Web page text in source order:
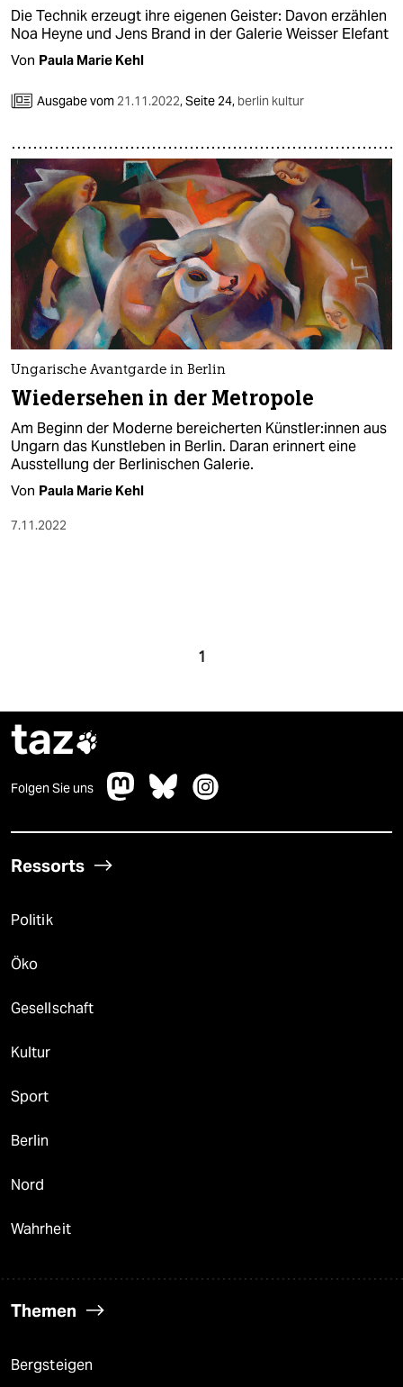
Die Technik erzeugt ihre eigenen Geister: Davon erzählen
Noa Heyne und Jens Brand in der Galerie Weisser Elefant
Von Paula Marie Kehl
Ausgabe vom 21.11.2022,Seite 24, berlin kultur
Ungarische Avantgarde in Berlin
Wiedersehen in der Metropole
Am Beginn der Moderne bereicherten Künst­le­r:in­nen aus
Ungarn das Kunstleben in Berlin. Daran erinnert eine
Ausstellung der Berlinischen Galerie.
Von Paula Marie Kehl
7.11.2022
1
taz
Folgen Sie uns
Ressorts
Politik
Öko
Gesellschaft
Kultur
Sport
Berlin
Nord
Wahrheit
Themen
Bergsteigen